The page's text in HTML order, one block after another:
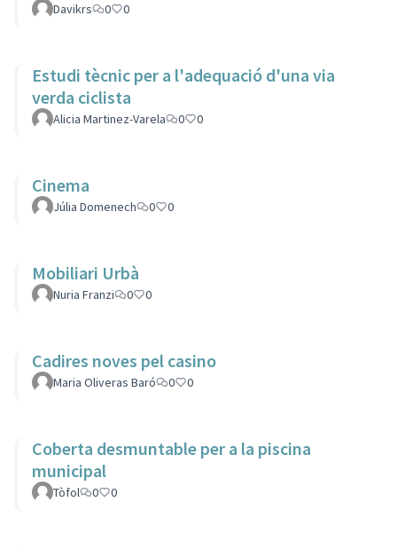
Davikrs 0 0
Estudi tècnic per a l'adequació d'una via
verda ciclista
Alicia Martinez-Varela 0 0
Cinema
Júlia Domenech 0 0
Mobiliari Urbà
Nuria Franzi 0 0
Cadires noves pel casino
Maria Oliveras Baró 0 0
Coberta desmuntable per a la piscina
municipal
Tòfol 0 0